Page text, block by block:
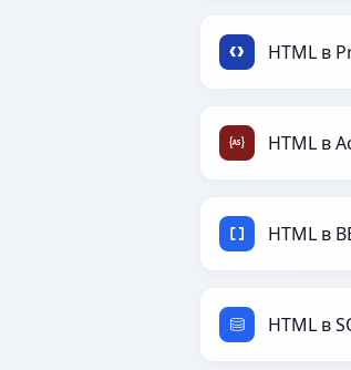
HTML в
HTML в
HTML в
HTML в